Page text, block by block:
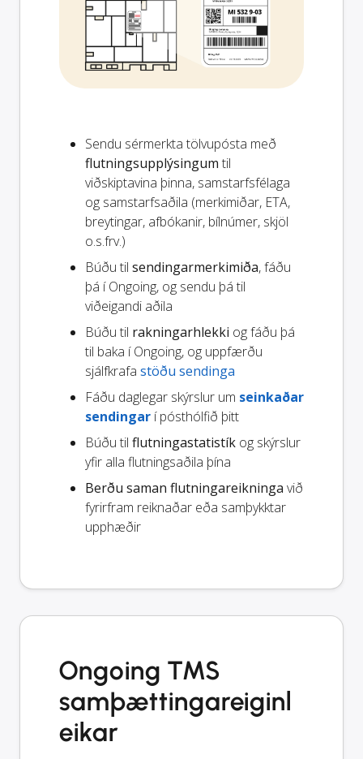
Sendu sérmerkta tölvupósta með
flutningsupplýsingum til
viðskiptavina þinna, samstarfsfélaga
og samstarfsaðila (merkimiðar, ETA,
breytingar, afbókanir, bílnúmer, skjöl
o.s.frv.)
Búðu til sendingarmerkimiða, fáðu
þá í Ongoing, og sendu þá til
viðeigandi aðila
Búðu til rakningarhlekki og fáðu þá
til baka í Ongoing, og uppfærðu
sjálfkrafa stöðu sendinga
Fáðu daglegar skýrslur um seinkaðar
sendingar í pósthólfið þitt
Búðu til flutningastatistík og skýrslur
yfir alla flutningsaðila þína
Berðu saman flutningareikninga við
fyrirfram reiknaðar eða samþykktar
upphæðir
Ongoing TMS
samþættingareiginl
eikar